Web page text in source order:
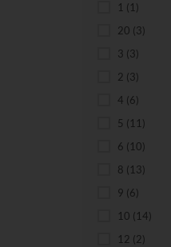
1 (1)
20 (3)
3 (3)
2 (3)
4 (6)
5 (11)
6 (10)
8 (13)
9 (6)
10 (14)
12 (2)